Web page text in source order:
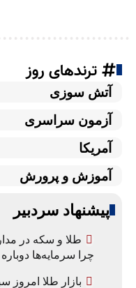
ترندهای روز
آتش سوزی
آزمون سراسری
آمریکا
آموزش و پرورش
پیشنهاد سردبیر
طلا و سکه در
چرا سرمایه‌ها
بازار طلا